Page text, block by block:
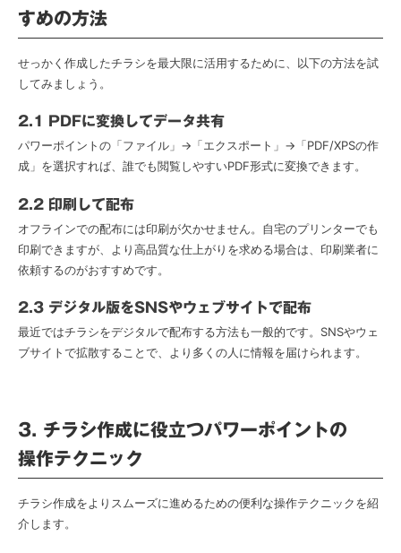
すめの方法
せっかく作成したチラシを最大限に活用するために、以下の方法を試
してみましょう。
2.1 PDFに変換してデータ共有
パワーポイントの「ファイル」→「エクスポート」→「PDF/XPSの作
成」を選択すれば、誰でも閲覧しやすいPDF形式に変換できます。
2.2 印刷して配布
オフラインでの配布には印刷が欠かせません。自宅のプリンターでも
印刷できますが、より高品質な仕上がりを求める場合は、印刷業者に
依頼するのがおすすめです。
2.3 デジタル版をSNSやウェブサイトで配布
最近ではチラシをデジタルで配布する方法も一般的です。SNSやウェ
ブサイトで拡散することで、より多くの人に情報を届けられます。
3. チラシ作成に役立つパワーポイントの
操作テクニック
チラシ作成をよりスムーズに進めるための便利な操作テクニックを紹
介します。